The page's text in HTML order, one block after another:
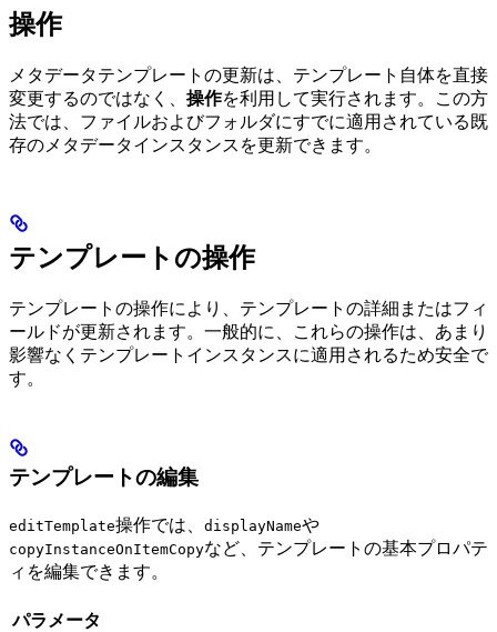
操作
メタデータテンプレートの更新は、テンプレート自体を直接
変更するのではなく、 操作を利用して実行されます。この方
法では、ファイルおよびフォルダにすでに適用されている既
存のメタデータインスタンスを更新できます。
テンプレートの操作
テンプレートの操作により、テンプレートの詳細またはフィ
ールドが更新されます。一般的に、これらの操作は、あまり
影響なくテンプレートインスタンスに適用されるため安全で
す。
テンプレートの編集
editTemplate操作では、 displayNameや
copyInstanceOnItemCopyなど、テンプレートの基本プロパテ
ィを編集できます。
パラメータ